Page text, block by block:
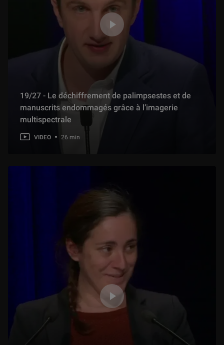
19/27 - Le déchiffrement de palimpsestes et de
manuscrits endommagés grâce à l’imagerie
multispectrale
VIDEO 26 min